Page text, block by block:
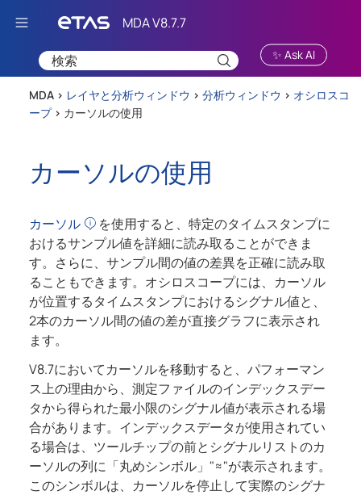
Skip To Main Content
✨ Ask AI
MDA > レイヤと分析ウィンドウ > 分析ウィンドウ > オシロスコ
ープ> カーソルの使用
カーソルの使用
カーソル
を使用すると、特定のタイムスタンプに
おけるサンプル値を詳細に読み取ることができま
す。さらに、サンプル間の値の差異を正確に読み取
ることもできます。オシロスコープには、カーソル
が位置するタイムスタンプにおけるシグナル値と、
2本のカーソル間の値の差が直接グラフに表示され
ます。
V8.7においてカーソルを移動すると、パフォーマン
ス上の理由から、測定ファイルのインデックスデー
タから得られた最小限のシグナル値が表示される場
合があります。インデックスデータが使用されてい
る場合は、ツールチップの前とシグナルリストのカ
ーソルの列に「丸めシンボル」"≈"が表示されます。
このシンボルは、カーソルを停止して実際のシグナ